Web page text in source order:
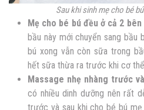
Sau khi sinh mẹ cho bé
Mẹ cho bé bú đều ở cả 2 bên
bầu này mới chuyển sang bầu
bú xong vẫn còn sữa trong
hết sữa thừa ra trước khi cơ
Massage nhẹ nhàng trước
có nhiều dinh dưỡng nên rất
trước và sau khi cho bé bú mẹ